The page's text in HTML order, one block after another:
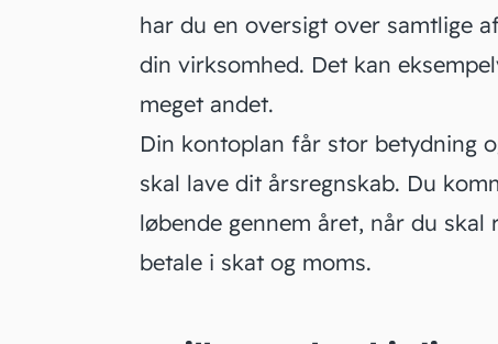
har du en oversigt over samtlige
din virksomhed. Det kan
meget andet.
Din kontoplan får stor betydning
skal lave dit årsregnskab. Du
løbende gennem året, når du skal
betale i skat og moms.